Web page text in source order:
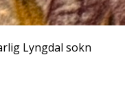
Lyngdal sokn